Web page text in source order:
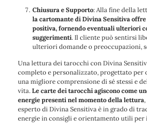
Chiusura e Supporto: Alla fine della
la cartomante di Divina Sensitiva
positiva, fornendo eventuali ulteriori
suggerimenti. Il cliente può sentirsi
ulteriori domande o preoccupazioni,
Una lettura dei tarocchi con Divina
completo e personalizzato, progettato per
una migliore comprensione di sé stessi e
vita.Le carte dei tarocchi agiscono come
energie presenti nel momento della lettura
esperto di Divina Sensitiva è in grado di
energie in consigli e orientamento utili per